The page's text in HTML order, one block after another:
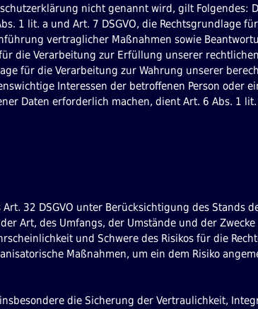
nicht genannt wird, gilt Folgendes:
1 lit. a und Art. 7 DSGVO, die Rechtsgrundlage
vertraglicher Maßnahmen sowie
die Verarbeitung zur Erfüllung unserer
für die Verarbeitung zur Wahrung unserer
Interessen der betroffenen Person oder
Daten erforderlich machen, dient Art. 6 Abs. 1 lit.
32 DSGVO unter Berücksichtigung des Stands
Art, des Umfangs, der Umstände und der
und Schwere des Risikos für die
Maßnahmen, um ein dem Risiko
die Sicherung der Vertraulichkeit,